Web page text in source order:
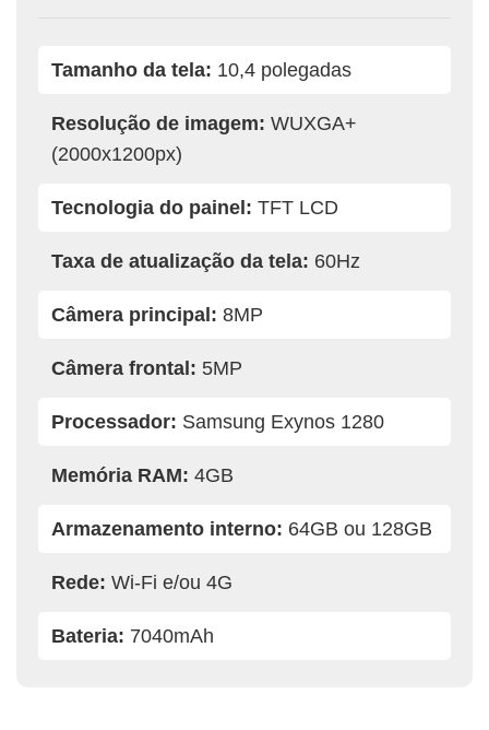
Tamanho da tela: 10,4 polegadas
Resolução de imagem: WUXGA+
(2000x1200px)
Tecnologia do painel: TFT LCD
Taxa de atualização da tela: 60Hz
Câmera principal: 8MP
Câmera frontal: 5MP
Processador: Samsung Exynos 1280
Memória RAM: 4GB
Armazenamento interno: 64GB ou 128GB
Rede: Wi-Fi e/ou 4G
Bateria: 7040mAh